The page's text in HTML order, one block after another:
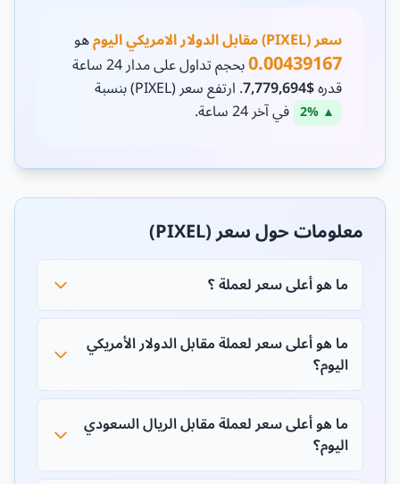
سعر (PIXEL) مقابل الدولار الامريكي اليوم هو
0.00439167 بحجم تداول على مدار 24 ساعة
قدره$7,779,694 . ارتفع سعر (PIXEL) بنسبة
▲ 2% في آخر 24 ساعة.
معلومات حول سعر (PIXEL)
ما هو أعلى سعر لعملة ؟
ما هو أعلى سعر لعملة مقابل الدولار الأمريكي
اليوم؟
ما هو أعلى سعر لعملة مقابل الريال السعودي
اليوم؟